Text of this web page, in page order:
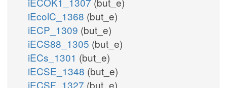
iEcolC_1368 (but_e)
iECP_1309 (but_e)
iECS88_1305 (but_e)
iECs_1301 (but_e)
iECSE_1348 (but_e)
iECSF_1327 (but_e)